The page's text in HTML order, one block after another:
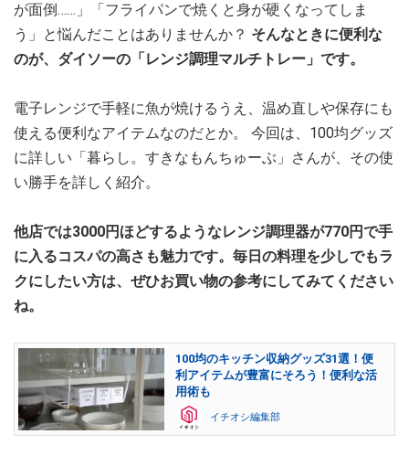
が面倒……」「フライパンで焼くと身が硬くなってしま
う」と悩んだことはありませんか？ そんなときに便利な
のが、ダイソーの「レンジ調理マルチトレー」です。
電子レンジで手軽に魚が焼けるうえ、温め直しや保存にも
使える便利なアイテムなのだとか。 今回は、100均グッズ
に詳しい「暮らし。すきなもんちゅーぶ」さんが、その使
い勝手を詳しく紹介。
他店では3000円ほどするようなレンジ調理器が770円で手
に入るコスパの高さも魅力です。毎日の料理を少しでもラ
クにしたい方は、ぜひお買い物の参考にしてみてください
ね。
100均のキッチン収納グッズ31選！便
利アイテムが豊富にそろう！便利な活
用術も
イチオシ編集部